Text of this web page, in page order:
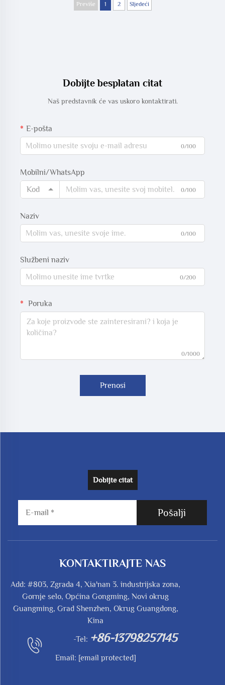
Previše 1 2 Sljedeći
Dobijte besplatan citat
Naš predstavnik će vas uskoro kontaktirati.
E-pošta
0/100
Mobilni/WhatsApp
Kod
0/100
Naziv
0/100
Službeni naziv
0/200
Poruka
0/1000
Prenosi
Dobijte citat
Pošalji
KONTAKTIRAJTE NAS
Add: #803, Zgrada 4, Xia'nan 3. industrijska zona,
Gornje selo, Općina Gongming, Novi okrug
Guangming, Grad Shenzhen, Okrug Guangdong,
Kina
-Tel: +86-13798257145
Email: [email protected]